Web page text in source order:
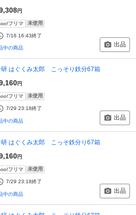
円
フリマ 未使用
7/16 16:43終了
中の商品 出品
研 はぐくみ太郎 こっそり鉄分67箱
円
フリマ 未使用
7/29 23:18終了
中の商品 出品
研 はぐくみ太郎 こっそ鉄分り67箱
円
フリマ 未使用
7/29 23:18終了
中の商品 出品